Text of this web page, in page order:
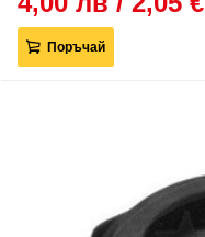
Поръчай